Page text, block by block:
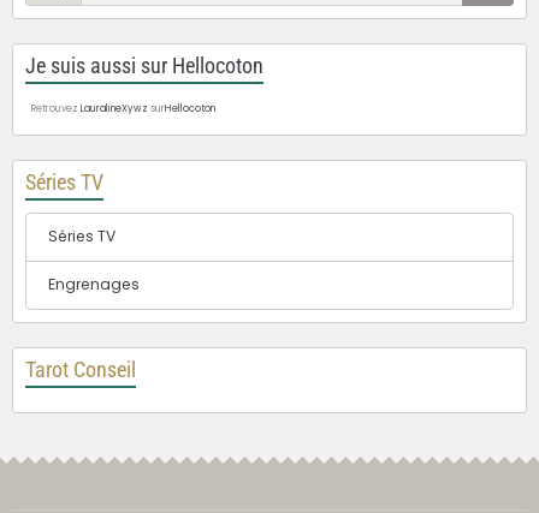
Je suis aussi sur Hellocoton
Retrouvez LauralineXywz surHellocoton
Séries TV
Séries TV
Engrenages
Tarot Conseil